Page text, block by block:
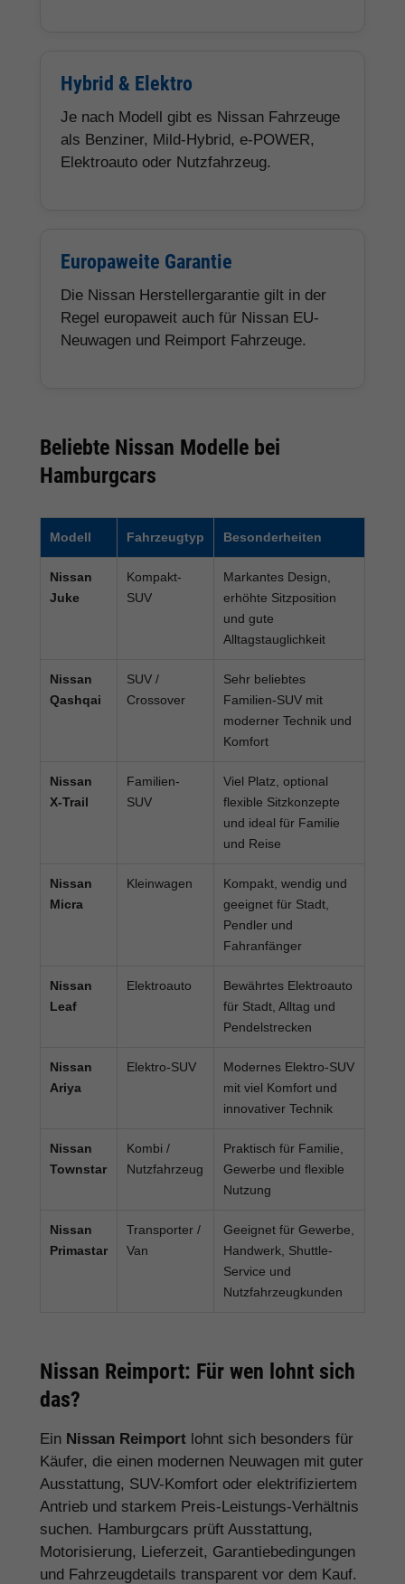
Hybrid & Elektro
Je nach Modell gibt es Nissan Fahrzeuge
als Benziner, Mild-Hybrid, e-POWER,
Elektroauto oder Nutzfahrzeug.
Europaweite Garantie
Die Nissan Herstellergarantie gilt in der
Regel europaweit auch für Nissan EU-
Neuwagen und Reimport Fahrzeuge.
Beliebte Nissan Modelle bei
Hamburgcars
Modell Fahrzeugtyp Besonderheiten
Nissan
Juke
Kompakt-
SUV
Markantes Design,
erhöhte Sitzposition
und gute
Alltagstauglichkeit
Nissan
Qashqai
SUV /
Crossover
Sehr beliebtes
Familien-SUV mit
moderner Technik und
Komfort
Nissan
X-Trail
Familien-
SUV
Viel Platz, optional
flexible Sitzkonzepte
und ideal für Familie
und Reise
Nissan
Micra
Kleinwagen
Kompakt, wendig und
geeignet für Stadt,
Pendler und
Fahranfänger
Nissan
Leaf
Elektroauto
Bewährtes Elektroauto
für Stadt, Alltag und
Pendelstrecken
Nissan
Ariya
Elektro-SUV
Modernes Elektro-SUV
mit viel Komfort und
innovativer Technik
Nissan
Townstar
Kombi /
Nutzfahrzeug
Praktisch für Familie,
Gewerbe und flexible
Nutzung
Nissan
Primastar
Transporter /
Van
Geeignet für Gewerbe,
Handwerk, Shuttle-
Service und
Nutzfahrzeugkunden
Nissan Reimport: Für wen lohnt sich
das?
Ein Nissan Reimport lohnt sich besonders für
Käufer, die einen modernen Neuwagen mit guter
Ausstattung, SUV-Komfort oder elektrifiziertem
Antrieb und starkem Preis-Leistungs-Verhältnis
suchen. Hamburgcars prüft Ausstattung,
Motorisierung, Lieferzeit, Garantiebedingungen
und Fahrzeugdetails transparent vor dem Kauf.